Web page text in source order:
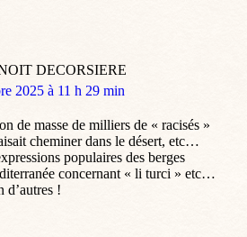
DECORSIERE
2025 à 11 h 29 min
de masse de milliers de « racisés »
cheminer dans le désert, etc…
populaires des berges
concernant « li turci » etc…
!